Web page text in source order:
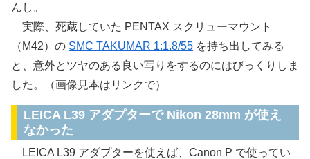
んし。
実際、死蔵していた PENTAX スクリューマウント
（M42）の SMC TAKUMAR 1:1.8/55 を持ち出してみる
と、意外とツヤのある良い写りをするのにはびっくりしま
した。（画像見本はリンクで）
LEICA L39 アダプターで Nikon 28mm が使え
なかった
LEICA L39 アダプターを使えば、Canon P で使ってい